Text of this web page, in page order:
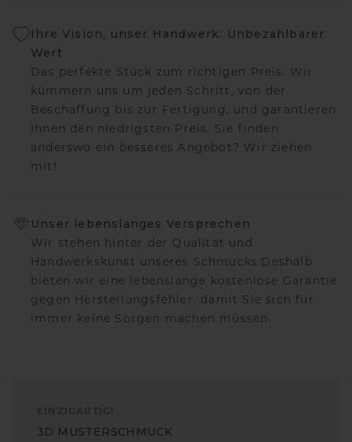
Ihre Vision, unser Handwerk: Unbezahlbarer
Wert
Das perfekte Stück zum richtigen Preis. Wir
kümmern uns um jeden Schritt, von der
Beschaffung bis zur Fertigung, und garantieren
Ihnen den niedrigsten Preis. Sie finden
anderswo ein besseres Angebot? Wir ziehen
mit!
Unser lebenslanges Versprechen
Wir stehen hinter der Qualität und
Handwerkskunst unseres Schmucks.Deshalb
bieten wir eine lebenslange kostenlose Garantie
gegen Herstellungsfehler, damit Sie sich für
immer keine Sorgen machen müssen.
EINZIGARTIG !
3D MUSTERSCHMUCK